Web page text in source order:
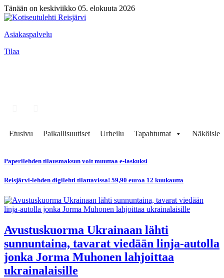
Tänään on keskiviikko 05. elokuuta 2026
Asiakaspalvelu
Tilaa
Etusivu Paikallisuutiset Urheilu Tapahtumat
Paperilehden tilausmaksun voit muuttaa e-laskuksi
Reisjärvi-lehden digilehti tilattavissa! 59,90 euroa 12 kuukautta
Avustuskuorma Ukrainaan lähti
sunnuntaina, tavarat viedään linja-autolla
jonka Jorma Muhonen lahjoittaa
ukrainalaisille